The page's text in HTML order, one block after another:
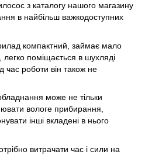
з каталогу нашого магазину
в найбільш важкодоступних
компактний, займає мало
легко поміщається в шухляді
час роботи він також не
може не тільки
вологе прибирання,
інші вкладені в нього
витрачати час і сили на